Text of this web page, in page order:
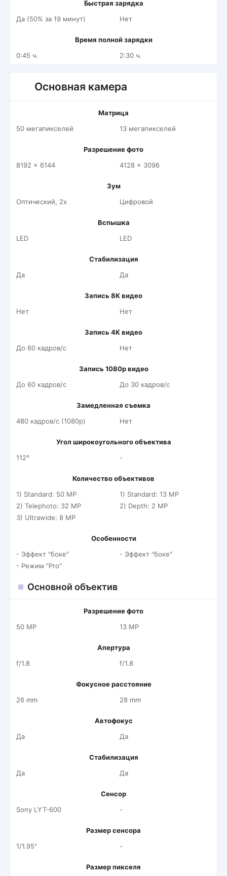
Быстрая зарядка
Да (50% за 19 минут)
Нет
Время полной зарядки
0:45 ч.
2:30 ч.
Основная камера
Матрица
50 мегапикселей
13 мегапикселей
Разрешение фото
8192 x 6144
4128 x 3096
Зум
Оптический, 2x
Цифровой
Вспышка
LED
LED
Стабилизация
Да
Да
Запись 8K видео
Нет
Нет
Запись 4K видео
До 60 кадров/c
Нет
Запись 1080p видео
До 60 кадров/c
До 30 кадров/c
Замедленная съемка
480 кадров/c (1080p)
Нет
Угол широкоугольного объектива
112°
-
Количество объективов
1) Standard: 50 MP
2) Telephoto: 32 MP
3) Ultrawide: 8 MP
1) Standard: 13 MP
2) Depth: 2 MP
Особенности
- Эффект "боке"
- Режим "Pro"
- Эффект "боке"
Основной объектив
Разрешение фото
50 MP
13 MP
Апертура
f/1.8
f/1.8
Фокусное расстояние
26 mm
28 mm
Автофокус
Да
Да
Стабилизация
Да
Да
Сенсор
Sony LYT-600
-
Размер сенсора
1/1.95"
-
Размер пикселя